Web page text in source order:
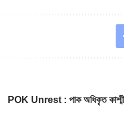
POK Unrest : পাক অধিকৃত